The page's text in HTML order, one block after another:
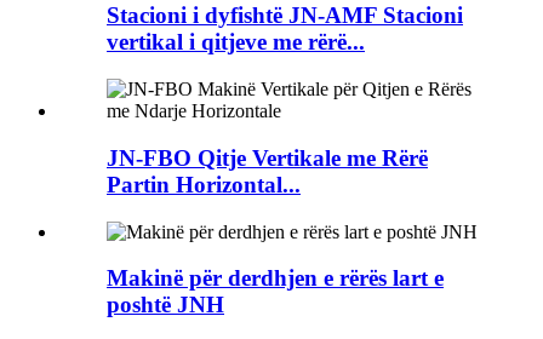
Stacioni i dyfishtë JN-AMF Stacioni
vertikal i qitjeve me rërë...
JN-FBO Qitje Vertikale me Rërë
Partin Horizontal...
Makinë për derdhjen e rërës lart e
poshtë JNH